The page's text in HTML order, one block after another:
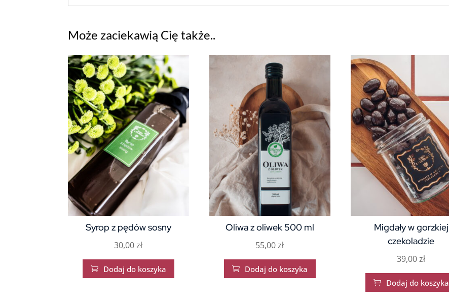
Może zaciekawią Cię także..
Syrop z pędów sosny
30,00zł
 Dodaj do koszyka
Oliwa z oliwek 500 ml
55,00zł
 Dodaj do koszyka
Migdały w gorzkiej
czekoladzie
39,00zł
 Dodaj do koszyka